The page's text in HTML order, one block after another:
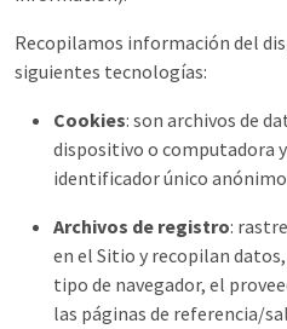
Recopilamos información del
siguientes tecnologías:
Cookies: son archivos de
dispositivo o computadora
identificador único
Archivos de registro:
en el Sitio y recopilan
tipo de navegador, el
las páginas de referencia/